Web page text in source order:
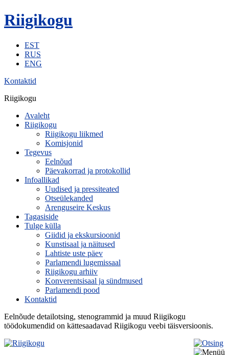
Riigikogu
EST
RUS
ENG
Kontaktid
Riigikogu
Avaleht
Riigikogu
Riigikogu liikmed
Komisjonid
Tegevus
Eelnõud
Päevakorrad ja protokollid
Infoallikad
Uudised ja pressiteated
Otseülekanded
Arenguseire Keskus
Tagasiside
Tulge külla
Giidid ja ekskursioonid
Kunstisaal ja näitused
Lahtiste uste päev
Parlamendi lugemissaal
Riigikogu arhiiv
Konverentsisaal ja sündmused
Parlamendi pood
Kontaktid
Eelnõude detailotsing, stenogrammid ja muud Riigikogu
töödokumendid on kättesaadavad Riigikogu veebi täisversioonis.